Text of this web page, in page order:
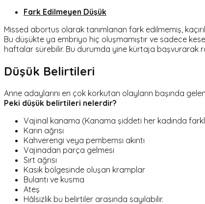
Fark Edilmeyen Düşük
Missed abortus olarak tanımlanan fark edilmemiş,
Bu düşükte ya embriyo hiç oluşmamıştır ve sadece
haftalar sürebilir. Bu durumda yine kürtaja başvurarak
Düşük Belirtileri
Anne adaylarını en çok korkutan olayların başında
Peki düşük belirtileri nelerdir?
Vajinal kanama (Kanama şiddeti her kadında
Karın ağrısı
Kahverengi veya pembemsi akıntı
Vajinadan parça gelmesi
Sırt ağrısı
Kasık bölgesinde oluşan kramplar
Bulantı ve kusma
Ateş
Hâlsizlik bu belirtiler arasında sayılabilir.